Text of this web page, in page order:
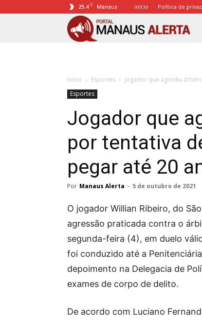
25.4 C Manaus Início Política de
Início Esportes
Jogador que agrediu
Esportes
Jogador que
por tentativa
pegar até 20
Por Manaus Alerta - 5 de outubro de 2021
O jogador Willian Ribeiro, do
agressão praticada contra o
segunda-feira (4), em duelo
foi conduzido até a
depoimento na Delegacia de
exames de corpo de delito.
De acordo com Luciano